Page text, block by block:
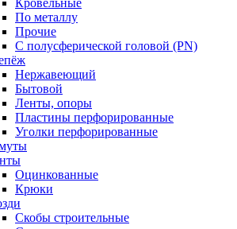
Кровельные
По металлу
Прочие
С полусферической головой (PN)
Нержавеющий
Бытовой
Ленты, опоры
Пластины перфорированные
Уголки перфорированные
Оцинкованные
Крюки
Скобы строительные